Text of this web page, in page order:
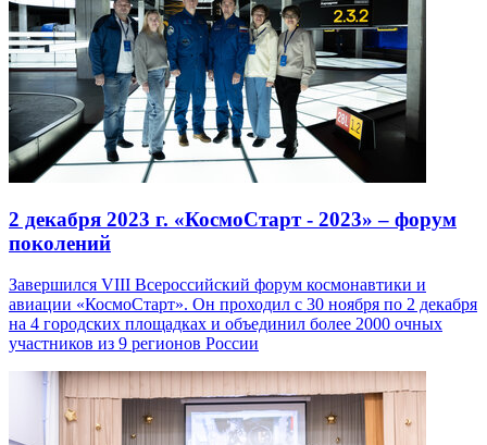
2 декабря 2023 г. «КосмоСтарт - 2023» – форум
поколений
Завершился VIII Всероссийский форум космонавтики и
авиации «КосмоСтарт». Он проходил с 30 ноября по 2 декабря
на 4 городских площадках и объединил более 2000 очных
участников из 9 регионов России